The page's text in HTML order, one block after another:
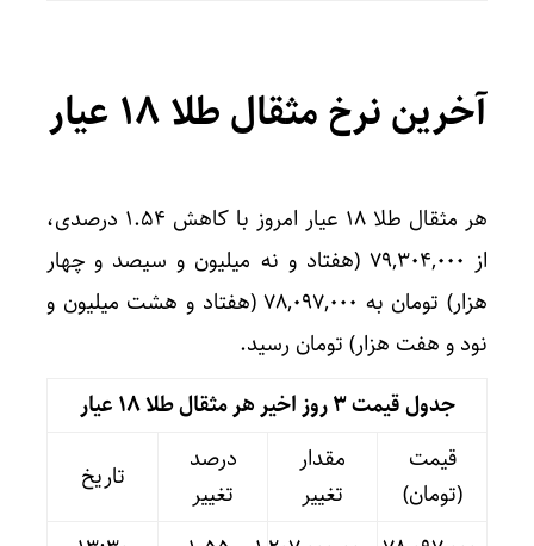
آخرین نرخ مثقال طلا 18 عیار
هر مثقال طلا 18 عیار امروز با کاهش ۱.۵۴ درصدی،
از ۷۹,۳۰۴,۰۰۰ (هفتاد و نه میلیون و سیصد و چهار
هزار) تومان به ۷۸,۰۹۷,۰۰۰ (هفتاد و هشت میلیون و
نود و هفت هزار) تومان رسید.
جدول قیمت 3 روز اخیر هر مثقال طلا 18 عیار
قیمت
(تومان)
مقدار
تغییر
درصد
تغییر
تاریخ